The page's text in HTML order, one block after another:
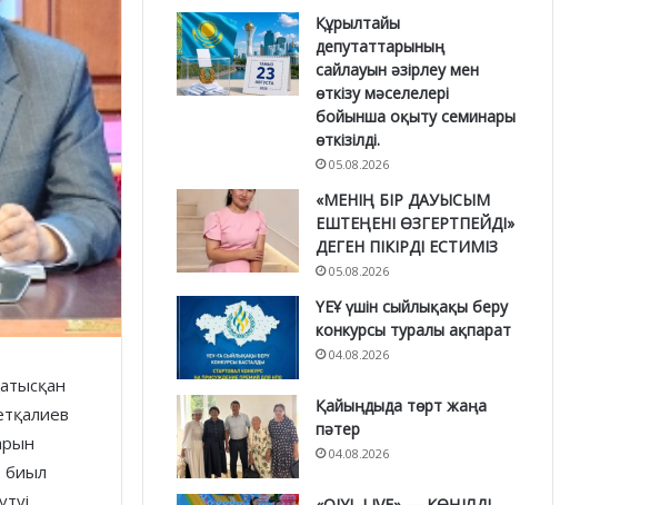
биыл
Құрылтайы
депутаттарының
сайлауын әзірлеу мен
өткізу мәселелері
бойынша оқыту семинары
өткізілді.
05.08.2026
«МЕНІҢ БІР ДАУЫСЫМ
ЕШТЕҢЕНІ ӨЗГЕРТПЕЙДІ»
ДЕГЕН ПІКІРДІ ЕСТИМІЗ
05.08.2026
ҮЕҰ үшін сыйлықақы беру
конкурсы туралы ақпарат
04.08.2026
Қайыңдыда төрт жаңа
пәтер
04.08.2026